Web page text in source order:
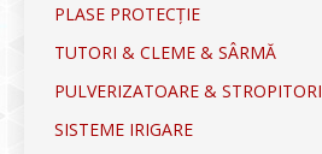
PLASE PROTECȚIE
TUTORI & CLEME & SÂRMĂ
PULVERIZATOARE & STROPITORI
SISTEME IRIGARE